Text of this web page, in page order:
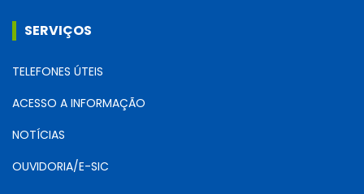
SERVIÇOS
TELEFONES ÚTEIS
ACESSO A INFORMAÇÃO
NOTÍCIAS
OUVIDORIA/E-SIC